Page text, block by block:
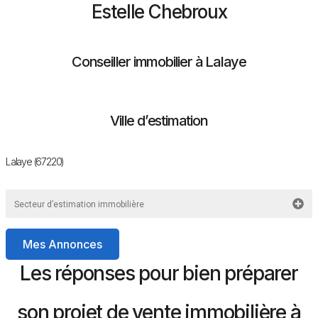
Estelle Chebroux
Conseiller immobilier à Lalaye
Ville d’estimation
Lalaye (67220)
Secteur d’estimation immobilière
Mes Annonces
Les réponses pour bien préparer
son projet de vente immobilière à